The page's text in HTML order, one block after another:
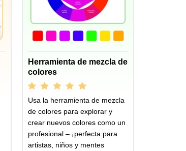
Herramienta de mezcla de
colores
Usa la herramienta de mezcla
de colores para explorar y
crear nuevos colores como un
profesional – ¡perfecta para
artistas, niños y mentes